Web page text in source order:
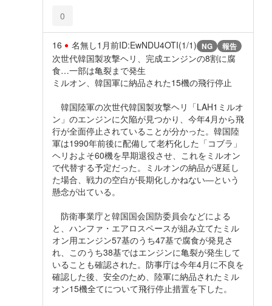
0
16 名無し1月前ID:EwNDU4OTI(1/1) NG 報告
次世代韓国製攻撃ヘリ、完成エンジンの8割に腐
食…一部は亀裂まで発生
ミルオン、韓国軍に納品された15機の飛行停止
韓国陸軍の次世代韓国製攻撃ヘリ「LAH1ミルオ
ン」のエンジンに欠陥が見つかり、今年4月から飛
行が全面停止されていることが分かった。韓国陸
軍は1990年前後に配備して老朽化した「コブラ」
ヘリおよそ60機を早期退役させ、これをミルオン
で代替する予定だった。ミルオンの納品が遅延し
た場合、戦力の空白が長期化しかねない―という
懸念が出ている。
防衛事業庁と韓国国会国防委員会などによる
と、ハンファ・エアロスペースが組み立てたミル
オン用エンジン57基のうち47基で腐食が発見さ
れ、このうち38基ではエンジンに亀裂が発生して
いることも確認された。防事庁は今年4月に不良を
確認した後、安全のため、陸軍に納品されたミル
オン15機全てについて飛行停止措置を下した。